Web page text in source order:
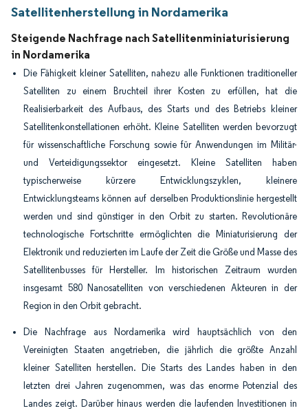
Satellitenherstellung in Nordamerika
Steigende Nachfrage nach Satellitenminiaturisierung
in Nordamerika
Die Fähigkeit kleiner Satelliten, nahezu alle Funktionen traditioneller
Satelliten zu einem Bruchteil ihrer Kosten zu erfüllen, hat die
Realisierbarkeit des Aufbaus, des Starts und des Betriebs kleiner
Satellitenkonstellationen erhöht. Kleine Satelliten werden bevorzugt
für wissenschaftliche Forschung sowie für Anwendungen im Militär-
und Verteidigungssektor eingesetzt. Kleine Satelliten haben
typischerweise kürzere Entwicklungszyklen, kleinere
Entwicklungsteams können auf derselben Produktionslinie hergestellt
werden und sind günstiger in den Orbit zu starten. Revolutionäre
technologische Fortschritte ermöglichten die Miniaturisierung der
Elektronik und reduzierten im Laufe der Zeit die Größe und Masse des
Satellitenbusses für Hersteller. Im historischen Zeitraum wurden
insgesamt 580 Nanosatelliten von verschiedenen Akteuren in der
Region in den Orbit gebracht.
Die Nachfrage aus Nordamerika wird hauptsächlich von den
Vereinigten Staaten angetrieben, die jährlich die größte Anzahl
kleiner Satelliten herstellen. Die Starts des Landes haben in den
letzten drei Jahren zugenommen, was das enorme Potenzial des
Landes zeigt. Darüber hinaus werden die laufenden Investitionen in